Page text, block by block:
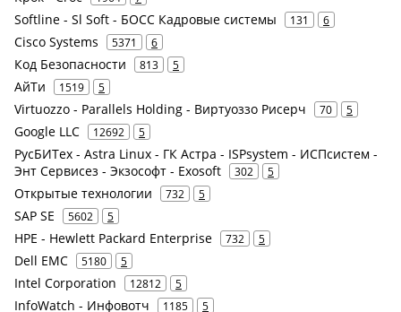
Softline - Sl Soft - БОСС Кадровые системы 131 6
Cisco Systems 5371 6
Код Безопасности 813 5
АйТи 1519 5
Virtuozzo - Parallels Holding - Виртуоззо Рисерч 70 5
Google LLC 12692 5
РусБИТех - Astra Linux - ГК Астра - ISPsystem - ИСПсистем -
Энт Сервисез - Экзософт - Exosoft
302 5
Открытые технологии 732 5
SAP SE 5602 5
HPE - Hewlett Packard Enterprise 732 5
Dell EMC 5180 5
Intel Corporation 12812 5
InfoWatch - Инфовотч 1185 5